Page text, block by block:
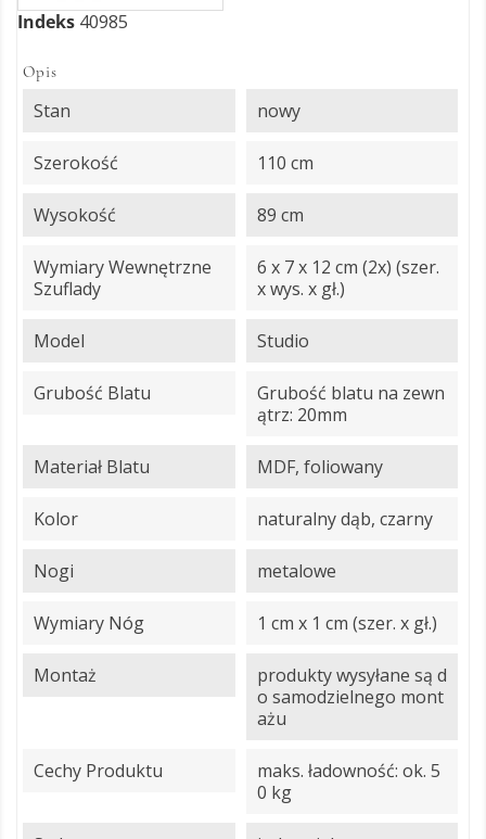
Indeks 40985
Opis
Stan nowy
Szerokość 110 cm
Wysokość 89 cm
Wymiary Wewnętrzne
Szuflady
6 x 7 x 12 cm (2x) (szer.
x wys. x gł.)
Model Studio
Grubość Blatu
Grubość blatu na zewn
ątrz: 20mm
Materiał Blatu MDF, foliowany
Kolor naturalny dąb, czarny
Nogi metalowe
Wymiary Nóg 1 cm x 1 cm (szer. x gł.)
Montaż
produkty wysyłane są d
o samodzielnego mont
ażu
Cechy Produktu
maks. ładowność: ok. 5
0 kg